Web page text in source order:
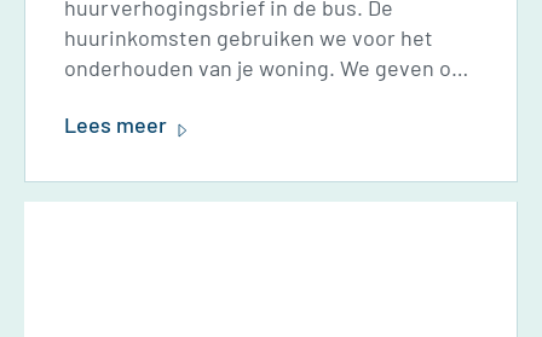
huurverhogingsbrief in de bus. De
huurinkomsten gebruiken we voor het
onderhouden van je woning. We geven ook
onze woningen, renovaties en de bouw van
kantoor en personeel, betalen we een flink
Lees meer